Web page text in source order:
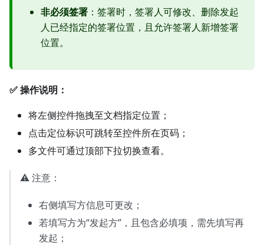
非必须签署 ：签署时，签署人可修改、删除发起
人已经指定的签署位置，且允许签署人新增签署
位置。
✅ 操作说明：
将左侧控件拖拽至文档指定位置；
点击定位标识可跳转至控件所在页码；
多文件可通过顶部下拉切换查看。
⚠️ 注意：
右侧填写方信息可更改；
若填写方为“发起方”，且包含必填项，需先填写再
发起；